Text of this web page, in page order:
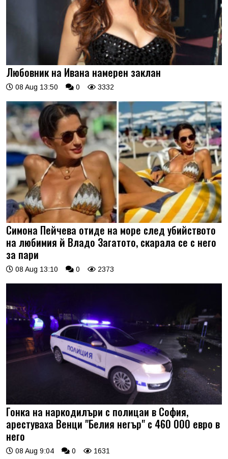
Любовник на Ивана намерен заклан
08 Aug 13:50 0 3332
Симона Пейчева отиде на море след убийството
на любимия й Владо Загатото, скарала се с него
за пари
08 Aug 13:10 0 2373
Гонка на наркодилъри с полицаи в София,
арестуваха Венци "Белия негър" с 460 000 евро в
него
08 Aug 9:04 0 1631